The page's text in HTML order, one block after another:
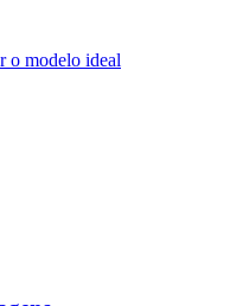
o modelo ideal